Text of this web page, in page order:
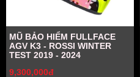
MŨ BẢO HIỂM FULLFACE
AGV K3 - ROSSI WINTER
TEST 2019 - 2024
9,300,000đ